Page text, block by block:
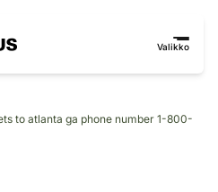
Valikko
to atlanta ga phone number 1-800-